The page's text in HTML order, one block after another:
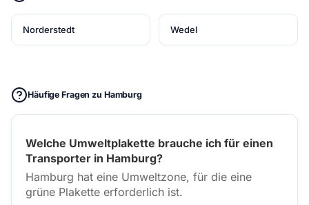
Norderstedt Wedel
Häufige Fragen zu Hamburg
Welche Umweltplakette brauche ich für einen
Transporter in Hamburg?
Hamburg hat eine Umweltzone, für die eine
grüne Plakette erforderlich ist.